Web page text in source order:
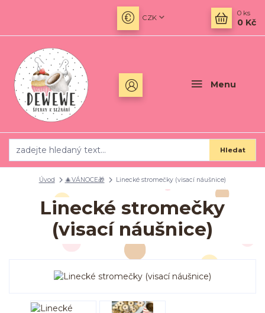
Menu
CZK
Hledat
0 ks
0 Kč
Úvod 🎄VÁNOCE🎁 Linecké stromečky (visací náušnice)
Linecké stromečky
(visací náušnice)